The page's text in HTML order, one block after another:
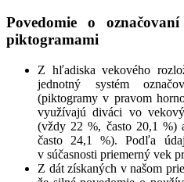
Povedomie o
piktogramami
Z hľadiska vekového
jednotný systém
(piktogramy v pravom
využívajú diváci vo
(vždy 22 %, často 20,1 %)
často 24,1 %). Podľa
v súčasnosti priemerný vek
Z dát získaných v našom